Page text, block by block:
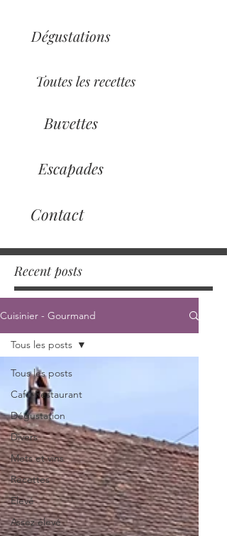
Dégustations
Toutes les recettes
Buvettes
Escapades
Contact
Recent posts
Cuisinier - Gourmand
Tous les posts
Café-Restaurant
Dégustation
Divers
Mets et vins
Recettes
Elevé
Assez élevé
Tous les posts